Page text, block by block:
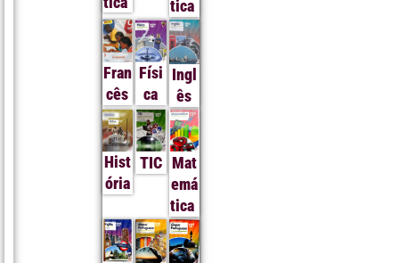
tica
Fran
cês
Físi
ca
Ingl
ês
Hist
ória
TIC Mat
emá
tica